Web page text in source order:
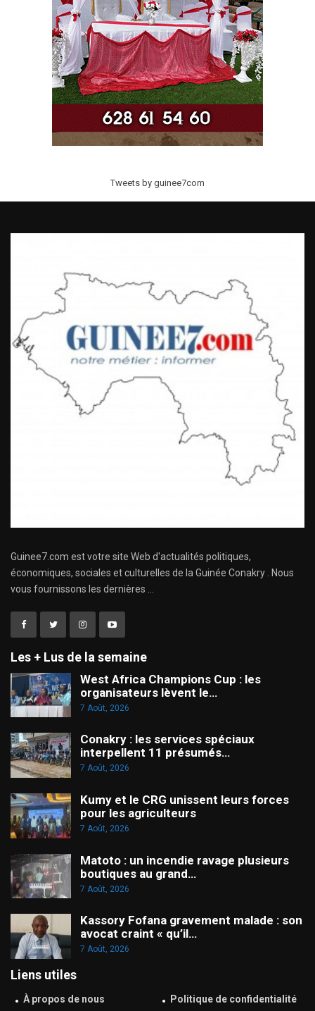
Tweets by guinee7com
Guinee7.com est votre site Web d'actualités politiques,
économiques, sociales et culturelles de la Guinée Conakry . Nous
vous fournissons les dernières ...
Les + Lus de la semaine
West Africa Champions Cup : les
organisateurs lèvent le…
7 Août, 2026
Conakry : les services spéciaux
interpellent 11 présumés…
7 Août, 2026
Kumy et le CRG unissent leurs forces
pour les agriculteurs
7 Août, 2026
Matoto : un incendie ravage plusieurs
boutiques au grand…
7 Août, 2026
Kassory Fofana gravement malade : son
avocat craint « qu’il…
7 Août, 2026
Liens utiles
À propos de nous Politique de confidentialité